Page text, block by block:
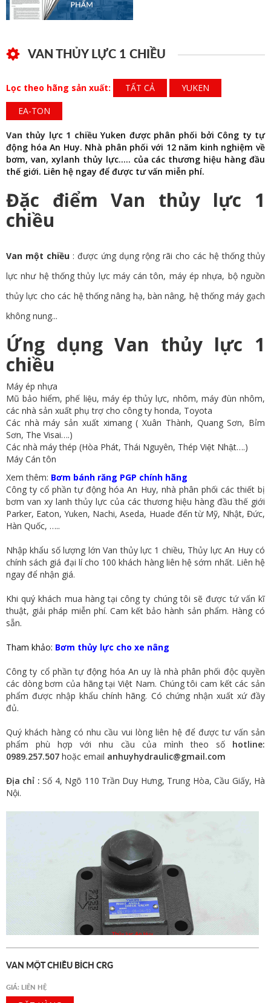
VAN THỦY LỰC 1 CHIỀU
Lọc theo hãng sản xuất: TẤT CẢ
YUKEN
EA-TON
Van thủy lực 1 chiềuYuken được phân phối bởi Công ty tự
động hóa An Huy. Nhà phân phối với 12 năm kinh nghiệm về
bơm, van, xylanh thủy lực….. của các thương hiệu hàng đầu
thế giới. Liên hệ ngay để được tư vấn miễn phí.
Đặc điểm Van thủy lực 1
chiều
Van một chiều : được ứng dụng rộng rãi cho các hệ thống thủy
lực như hệ thống thủy lực máy cán tôn, máy ép nhựa, bộ nguồn
thủy lực cho các hệ thống nâng hạ, bàn nâng, hệ thống máy gạch
không nung...
Ứng dụng Van thủy lực 1
chiều
Máy ép nhựa
Mũ bảo hiểm, phế liệu, máy ép thủy lực, nhôm, máy đùn nhôm,
các nhà sản xuất phụ trợ cho công ty honda, Toyota
Các nhà máy sản xuất ximang ( Xuân Thành, Quang Sơn, Bỉm
Sơn, The Visai….)
Các nhà máy thép (Hòa Phát, Thái Nguyên, Thép Việt Nhật….)
Máy Cán tôn
​Xem thêm: Bơm bánh răng PGP chính hãng
Công ty cổ phần tự động hóa An Huy, nhà phân phối các thiết bị
bơm van xy lanh thủy lực của các thương hiệu hàng đầu thế giới
Parker, Eaton, Yuken, Nachi, Aseda, Huade đến từ Mỹ, Nhật, Đức,
Hàn Quốc, …..
Nhập khẩu số lượng lớn Van thủy lực 1 chiều, Thủy lực An Huy có
chính sách giá đại lí cho 100 khách hàng liên hệ sớm nhất. Liên hệ
ngay để nhận giá.
Khi quý khách mua hàng tại công ty chúng tôi sẽ được tứ vấn kĩ
thuật, giải pháp miễn phí. Cam kết bảo hành sản phẩm. Hàng có
sẵn.
Tham khảo: Bơm thủy lực cho xe nâng
Công ty cổ phần tự động hóa An uy là nhà phân phối độc quyền
các dòng bơm của hãng tại Việt Nam. Chúng tôi cam kết các sản
phẩm được nhập khẩu chính hãng. Có chứng nhận xuất xứ đầy
đủ.
Quý khách hàng có nhu cầu vui lòng liên hệ để được tư vấn sản
phẩm phù hợp với nhu cầu của mình theo số hotline:
0989.257.507 hoặc email anhuyhydraulic@gmail.com
Địa chỉ : Số 4, Ngõ 110 Trần Duy Hưng, Trung Hòa, Cầu Giấy, Hà
Nội.
VAN MỘT CHIỀU BÍCH CRG
GIÁ: LIÊN HỆ